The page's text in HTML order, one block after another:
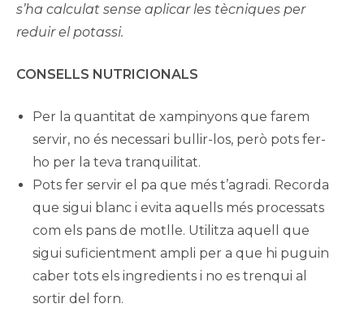
s’ha calculat sense aplicar les tècniques per
reduir el potassi.
CONSELLS NUTRICIONALS
Per la quantitat de xampinyons que farem
servir, no és necessari bullir-los, però pots fer-
ho per la teva tranquilitat.
Pots fer servir el pa que més t’agradi. Recorda
que sigui blanc i evita aquells més processats
com els pans de motlle. Utilitza aquell que
sigui suficientment ampli per a que hi puguin
caber tots els ingredients i no es trenqui al
sortir del forn.